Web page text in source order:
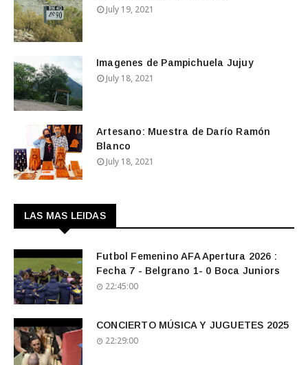
July 19, 2021
Imagenes de Pampichuela Jujuy
July 18, 2021
Artesano: Muestra de Darío Ramón
Blanco
July 18, 2021
LAS MAS LEIDAS
Futbol Femenino AFA Apertura 2026 :
Fecha 7 - Belgrano 1- 0 Boca Juniors
22:45:00
CONCIERTO MÚSICA Y JUGUETES 2025
22:29:00